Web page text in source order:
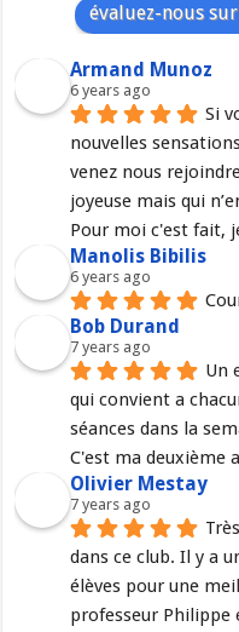
évaluez-nous sur
Armand Munoz
6 years ago
Si
nouvelles
venez nous
joyeuse mais qui
Pour moi c'est fait,
Manolis Bibilis
6 years ago
Bob Durand
7 years ago
Un
qui convient a
séances dans la
C'est ma deuxième
Olivier Mestay
7 years ago
dans ce club. Il y a
élèves pour une
professeur Philippe